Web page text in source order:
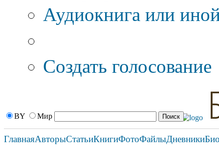
Аудиокнига или
Создать голосование
BY Мир
ГлавнаяАвторыСтатьиКнигиФотоФайлыДневники